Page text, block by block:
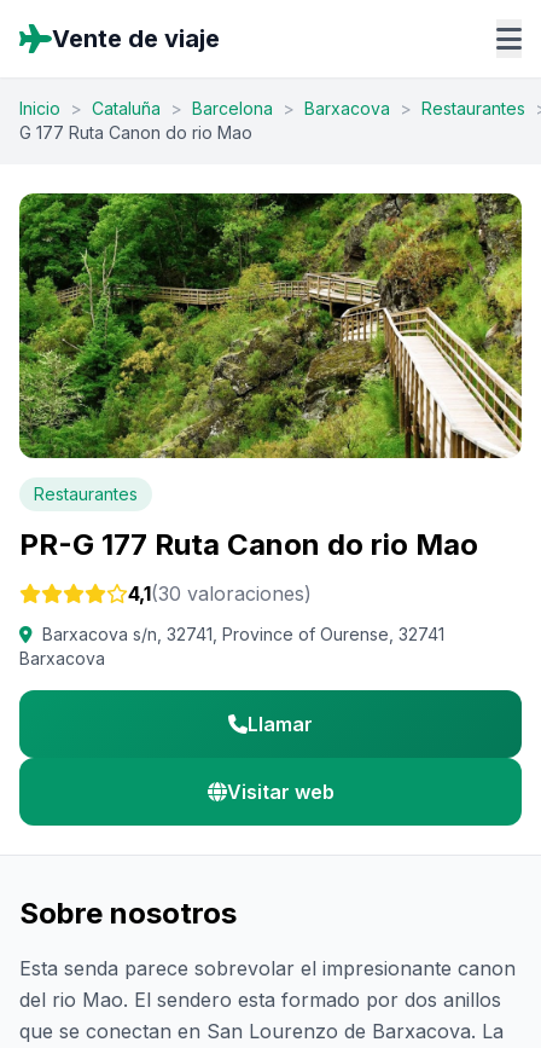
Vente de viaje
Inicio > Cataluña > Barcelona > Barxacova > Restaurantes
G 177 Ruta Canon do rio Mao
Restaurantes
PR-G 177 Ruta Canon do rio Mao
4,1(30 valoraciones)
Barxacova s/n, 32741, Province of Ourense, 32741
Barxacova
Llamar
Visitar web
Sobre nosotros
Esta senda parece sobrevolar el impresionante canon
del rio Mao. El sendero esta formado por dos anillos
que se conectan en San Lourenzo de Barxacova. La